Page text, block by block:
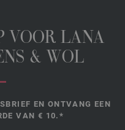
VOOR LANA
& WOL
EN ONTVANG EEN
VAN € 10.*